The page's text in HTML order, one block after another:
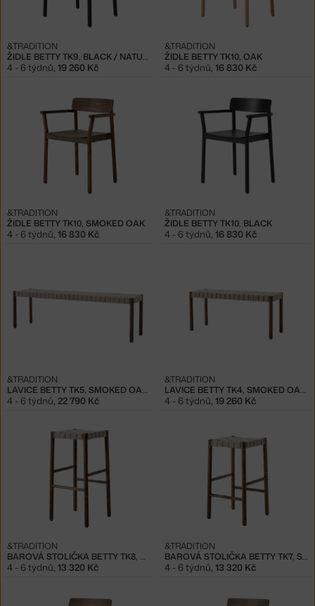
ŽIDLE BETTY TK9, BLACK / NATURAL
&TRADITION
4 - 6 týdnů, 19 260 Kč
ŽIDLE BETTY TK10, OAK
&TRADITION
4 - 6 týdnů, 16 830 Kč
ŽIDLE BETTY TK10, SMOKED OAK
&TRADITION
4 - 6 týdnů, 16 830 Kč
ŽIDLE BETTY TK10, BLACK
&TRADITION
4 - 6 týdnů, 16 830 Kč
LAVICE BETTY TK5, SMOKED OAK / NATURAL WEBBING
&TRADITION
4 - 6 týdnů, 22 790 Kč
LAVICE BETTY TK4, SMOKED OAK / NATURAL WEBBING
&TRADITION
4 - 6 týdnů, 19 260 Kč
BAROVÁ STOLIČKA BETTY TK8, SMOKED OAK / NATURAL WEBBING
&TRADITION
4 - 6 týdnů, 13 320 Kč
BAROVÁ STOLIČKA BETTY TK7, SMOKED OAK / NATURAL WEBBING
&TRADITION
4 - 6 týdnů, 13 320 Kč